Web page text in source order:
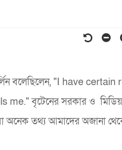
বলেছিলেন, "I have
বৃটেনের সরকার ও
অনেক তথ্য আমাদের অজানা